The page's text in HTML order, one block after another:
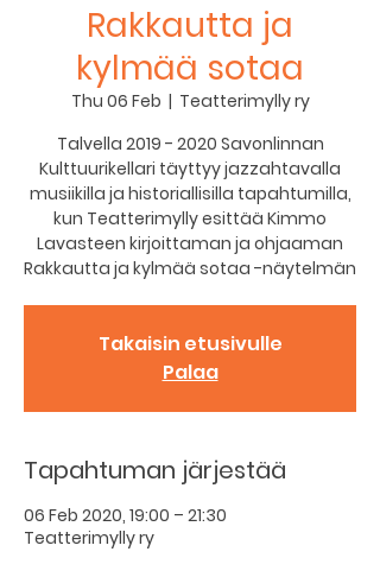
Rakkautta ja
kylmää sotaa
Thu 06 Feb
  |
Teatterimylly ry
Talvella 2019 - 2020 Savonlinnan
Kulttuurikellari täyttyy jazzahtavalla
musiikilla ja historiallisilla tapahtumilla,
kun Teatterimylly esittää Kimmo
Lavasteen kirjoittaman ja ohjaaman
Rakkautta ja kylmää sotaa -näytelmän
Takaisin etusivulle
Palaa
Tapahtuman järjestää
06 Feb 2020, 19:00 – 21:30
Teatterimylly ry